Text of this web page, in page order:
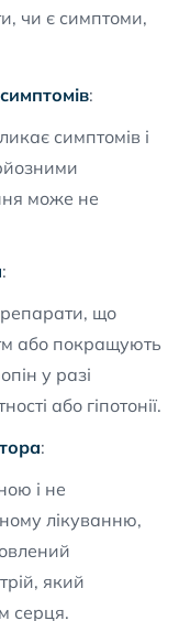
чи є симптоми,
:
симптомів і
може не
:
що
або покращують
у разі
або гіпотонії.
:
і не
лікуванню,
який
серця.